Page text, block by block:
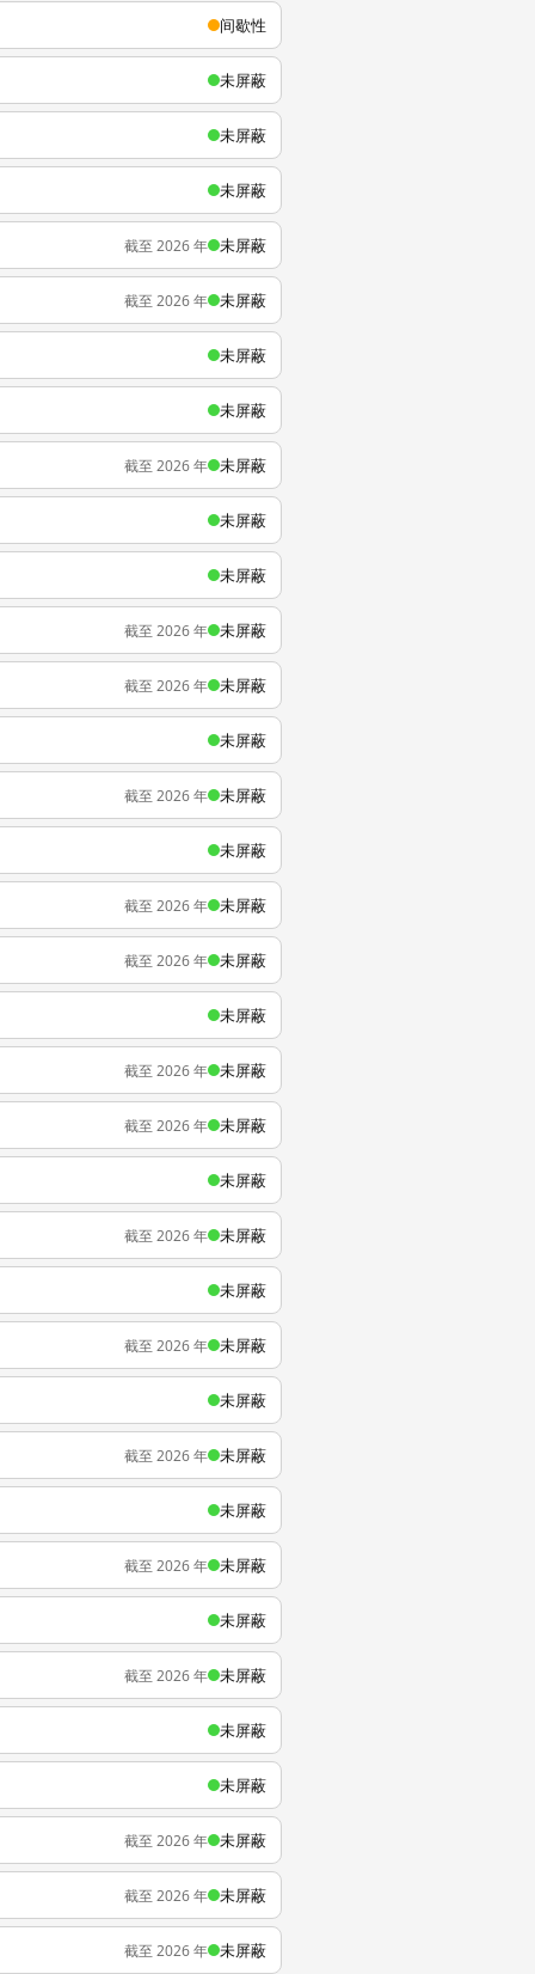
间歇性
未屏蔽
未屏蔽
未屏蔽
截至 2026 年 未屏蔽
截至 2026 年 未屏蔽
未屏蔽
未屏蔽
截至 2026 年 未屏蔽
未屏蔽
未屏蔽
截至 2026 年 未屏蔽
截至 2026 年 未屏蔽
未屏蔽
截至 2026 年 未屏蔽
未屏蔽
截至 2026 年 未屏蔽
截至 2026 年 未屏蔽
未屏蔽
截至 2026 年 未屏蔽
截至 2026 年 未屏蔽
未屏蔽
截至 2026 年 未屏蔽
未屏蔽
截至 2026 年 未屏蔽
未屏蔽
截至 2026 年 未屏蔽
未屏蔽
截至 2026 年 未屏蔽
未屏蔽
截至 2026 年 未屏蔽
未屏蔽
未屏蔽
截至 2026 年 未屏蔽
截至 2026 年 未屏蔽
截至 2026 年 未屏蔽